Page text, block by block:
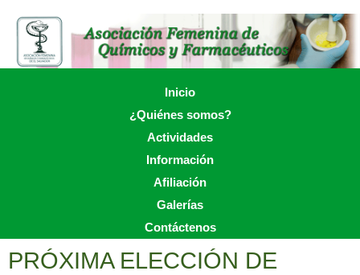
content
Inicio
¿Quiénes somos?
Actividades
Información
Afiliación
Galerías
Contáctenos
PRÓXIMA ELECCIÓN DE